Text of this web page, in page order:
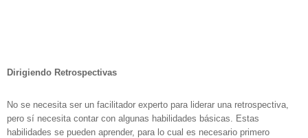
Dirigiendo Retrospectivas
No se necesita ser un facilitador experto para liderar una retrospectiva,
pero sí necesita contar con algunas habilidades básicas. Estas
habilidades se pueden aprender, para lo cual es necesario primero